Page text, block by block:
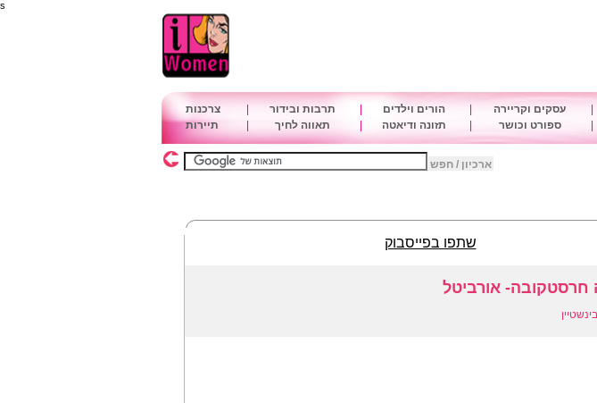
s
עסקים וקריירה הורים וילדים תרבות ובידור
צרכנות
ספורט וכושר תזונה ודיאטה תאווה לחיך תיירות
ארכיון / חפש
שתפו בפייסבוק
חרסטקובה- אורביטל